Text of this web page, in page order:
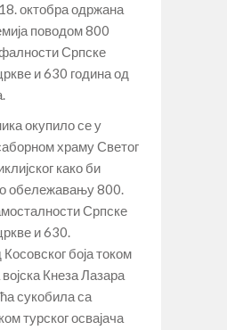
октобра одржана
поводом 800
Српске
и 630 година од
окупило се у
храму Светог
како би
обележавању 800.
Српске
и 630.
боја током
војска Кнеза Лазара
сукобила са
турског освајача